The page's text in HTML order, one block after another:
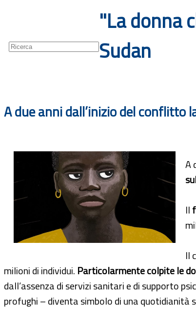
"La donna
Sudan
A due anni dall’inizio del conflitto
A
Il
Il
milioni di individui. Particolarmente colpite le
dall’assenza di servizi sanitari e di supporto
profughi – diventa simbolo di una quotidianità